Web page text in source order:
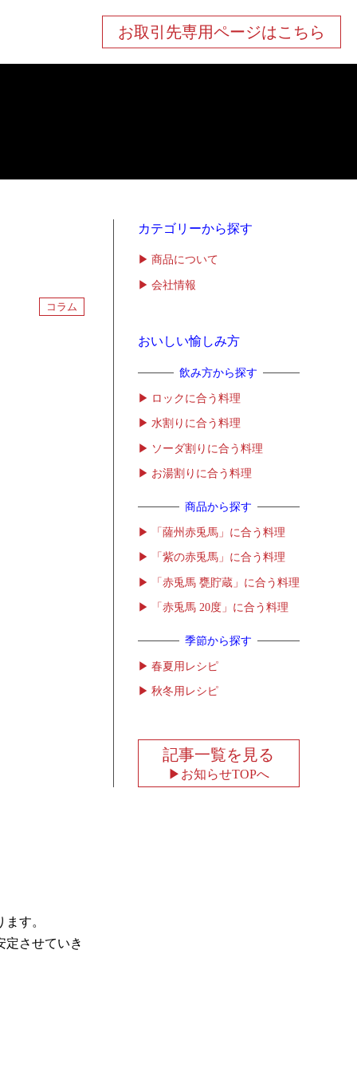
お取引先専用ページはこちら
コラム
す。
定させていき
カテゴリーから探す
商品について
会社情報
おいしい愉しみ方
飲み方から探す
ロックに合う料理
水割りに合う料理
ソーダ割りに合う料理
お湯割りに合う料理
商品から探す
「薩州赤兎馬」に合う料理
「紫の赤兎馬」に合う料理
「赤兎馬 甕貯蔵」に合う料理
「赤兎馬 20度」に合う料理
季節から探す
春夏用レシピ
秋冬用レシピ
記事一覧を見る
お知らせTOPへ